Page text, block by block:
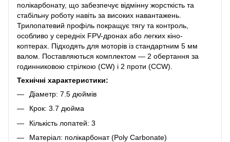
полікарбонату, що забезпечує відмінну жорсткість та
стабільну роботу навіть за високих навантажень.
Трилопатевий профіль покращує тягу та контроль,
особливо у середніх FPV-дронах або легких кіно-
коптерах. Підходять для моторів із стандартним 5 мм
валом. Поставляються комплектом — 2 обертання за
годинниковою стрілкою (CW) і 2 проти (CCW).
Технічні характеристики:
Діаметр: 7.5 дюймів
Крок: 3.7 дюйма
Кількість лопатей: 3
Матеріал: полікарбонат (Poly Carbonate)